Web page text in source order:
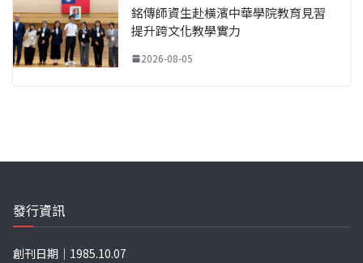
銘傳師資生赴橫濱中華學院教育見習
提升跨文化教學實力
2026-08-05
發行資訊
創刊日期｜1985.10.07